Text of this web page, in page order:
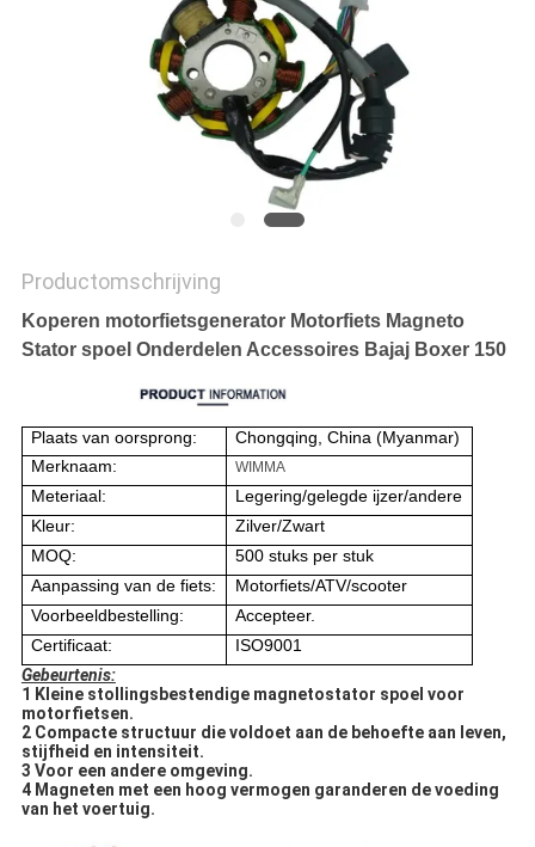
Productomschrijving
Koperen motorfietsgenerator Motorfiets Magneto
Stator spoel Onderdelen Accessoires Bajaj Boxer 150
Plaats van oorsprong:
Chongqing, China (Myanmar)
Merknaam:
WIMMA
Meteriaal:
Legering/gelegde ijzer/andere
Kleur:
Zilver/Zwart
MOQ:
500 stuks per stuk
Aanpassing van de fiets:
Motorfiets/ATV/scooter
Voorbeeldbestelling:
Accepteer.
Certificaat:
ISO9001
Gebeurtenis:
1 Kleine stollingsbestendige magnetostator spoel voor
motorfietsen.
2 Compacte structuur die voldoet aan de behoefte aan leven,
stijfheid en intensiteit.
3 Voor een andere omgeving.
4 Magneten met een hoog vermogen garanderen de voeding
van het voertuig.